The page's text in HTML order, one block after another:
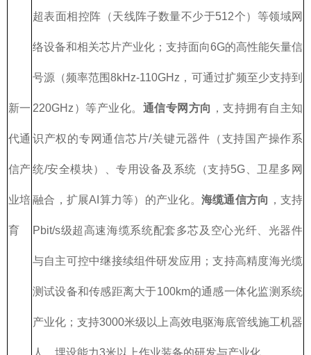
新一
代通
信产
业培
育
超表面相控阵（天线阵子数量不少于512个）等领域网
络设备和相关芯片产业化；支持面向6G的高性能矢量信
号源（频率范围8kHz-110GHz，可通过扩频至少支持到
220GHz）等产业化。 通信专网方向 ，支持拥有自主知
识产权的专网通信芯片/关键元器件（支持国产操作系
统/安全模块）、专用设备及系统（支持5G、卫星多网
融合，扩展AI算力等）的产业化。 海缆通信方向 ，支持
Pbit/s级超高速海缆系统配套多芯及空心光纤、光器件
与自主可控中继接续组件研发应用；支持高精度海光缆
测试设备和传感距离大于100km的通感一体化监测系统
产业化；支持3000米级以上高效电驱海底管线施工机器
人、埋设能力3米以上作业装备的研发与产业化。